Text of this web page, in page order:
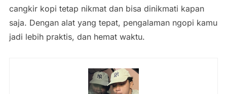
cangkir kopi tetap nikmat dan bisa dinikmati kapan
saja. Dengan alat yang tepat, pengalaman ngopi kamu
jadi lebih praktis, dan hemat waktu.